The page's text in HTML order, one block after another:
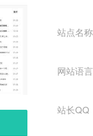
站点名称
网站语言
站长QQ